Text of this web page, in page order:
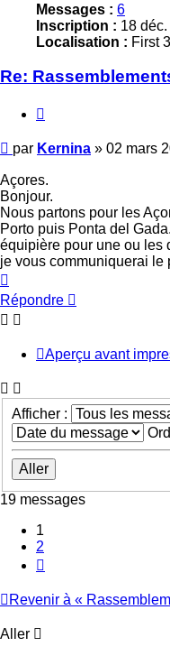
Messages : 6
Inscription : 18
Localisation : First
Re:
Message
par Kernina » 02 mars
Açores.
Bonjour.
Nous partons pour les
Porto puis Ponta del
équipière pour une ou les
je vous communiquerai le
Répondre
Aperçu avant
Afficher :
19 messages
1
2
Revenir à «
Aller